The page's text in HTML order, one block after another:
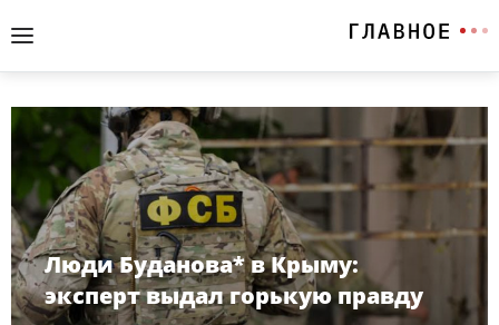
Люди Буданова* в Крыму:
эксперт выдал горькую правду